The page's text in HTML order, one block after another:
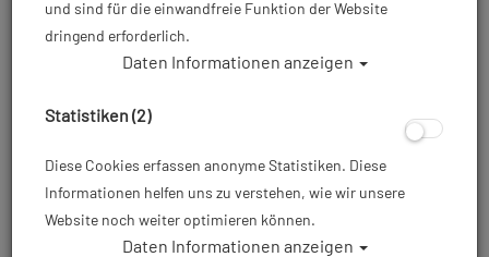
und sind für die einwandfreie Funktion der Website
dringend erforderlich.
Daten Informationen anzeigen
Statistiken (2)
Diese Cookies erfassen anonyme Statistiken. Diese
Informationen helfen uns zu verstehen, wie wir unsere
Website noch weiter optimieren können.
Daten Informationen anzeigen